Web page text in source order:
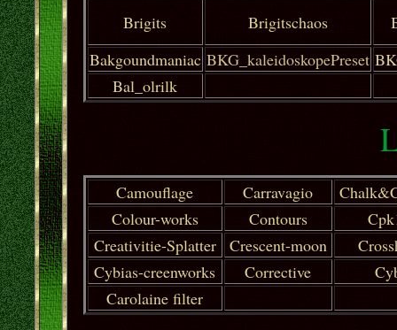
Brigits Brigitschaos
Bakgoundmaniac BKG_kaleidoskopePreset
Bal_olrilk
Camouflage Carravagio
Colour-works
Contours
Creativitie-Splatter
Crescent-moon
Cybias-creenworks
Corrective
Carolaine filter